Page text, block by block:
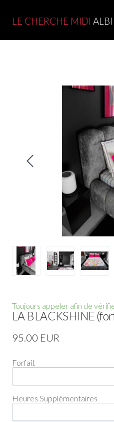
LE CHERCHE MIDI ALBI
Toujours appeler afin de
LA BLACKSHINE
95.00 EUR
Forfait
Heures Supplémentaires